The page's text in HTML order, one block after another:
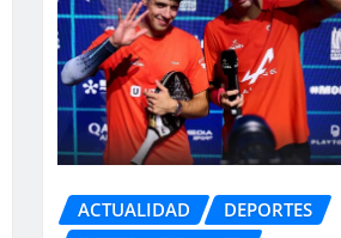
ACTUALIDAD
DEPORTES